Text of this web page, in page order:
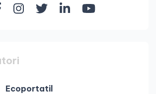
Ecoportatil